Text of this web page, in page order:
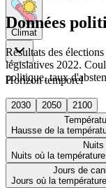
Climat
Horizon temporel
2030 2050
2100
Hausse de la
Nuits où la
Jours de
Jours où la
Données
Résultats des
législatives 2022.
politique, taux